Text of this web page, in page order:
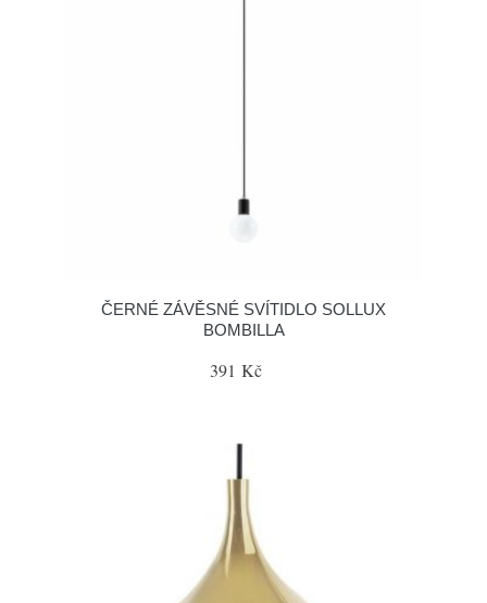
ČERNÉ ZÁVĚSNÉ SVÍTIDLO SOLLUX
BOMBILLA
391 Kč